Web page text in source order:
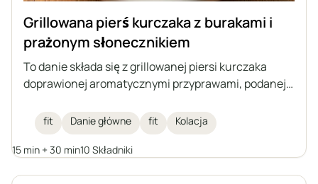
Grillowana pierś kurczaka z burakami i
prażonym słonecznikiem
To danie składa się z grillowanej piersi kurczaka
doprawionej aromatycznymi przyprawami, podanej z
polewanej malinowym octem balsamicznym. Idealny
fit obiad, który łączy wysoką zawartość białka z
lekkością warzyw i chrupkością nasion.
fit Danie główne fit Kolacja
15 min + 30 min10 Składniki